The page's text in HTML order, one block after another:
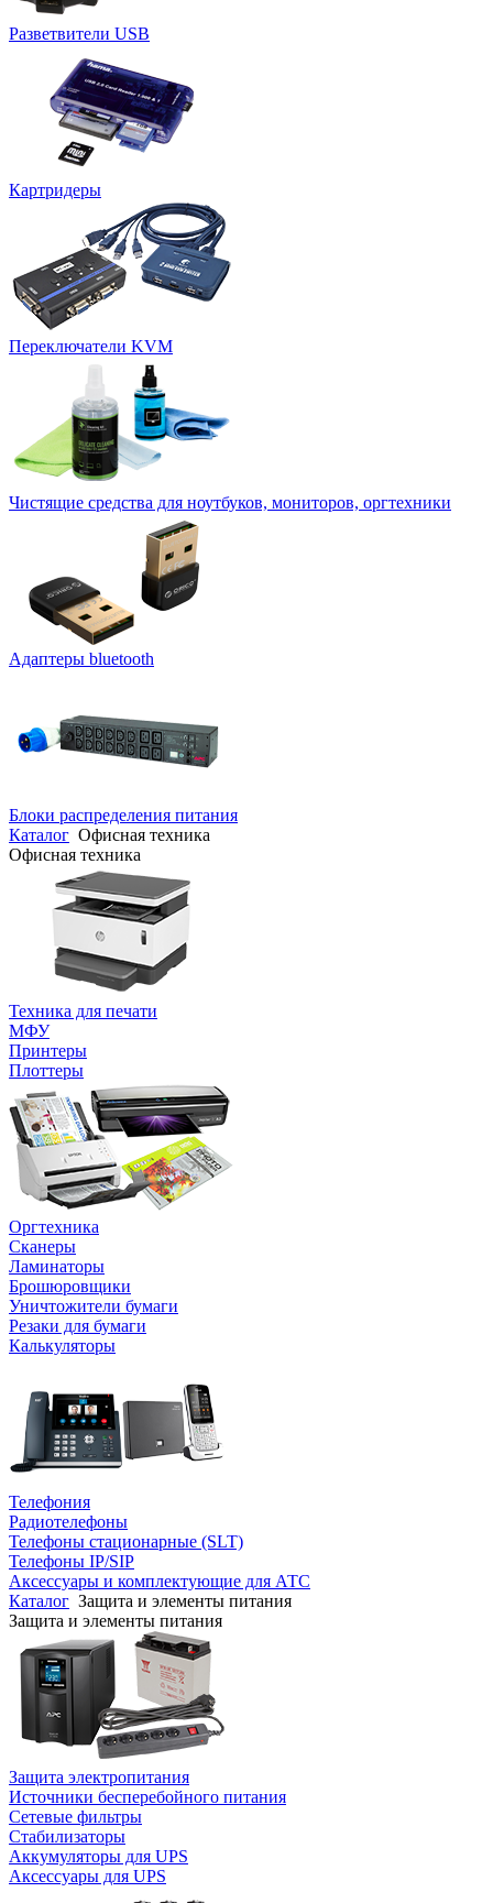
Разветвители USB
Картридеры
Переключатели KVM
Чистящие средства для ноутбуков, мониторов, оргтехники
Адаптеры bluetooth
Блоки распределения питания
Каталог Офисная техника
Офисная техника
Техника для печати
МФУ
Принтеры
Плоттеры
Оргтехника
Сканеры
Ламинаторы
Брошюровщики
Уничтожители бумаги
Резаки для бумаги
Калькуляторы
Телефония
Радиотелефоны
Телефоны стационарные (SLT)
Телефоны IP/SIP
Аксессуары и комплектующие для АТС
Каталог Защита и элементы питания
Защита и элементы питания
Защита электропитания
Источники бесперебойного питания
Сетевые фильтры
Стабилизаторы
Аккумуляторы для UPS
Аксессуары для UPS